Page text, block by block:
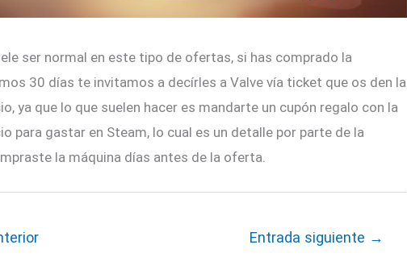
ser normal en este tipo de ofertas, si has comprado la
30 días te invitamos a decírles a Valve vía ticket que os den la
ya que lo que suelen hacer es mandarte un cupón regalo con la
para gastar en Steam, lo cual es un detalle por parte de la
la máquina días antes de la oferta.
Entrada siguiente →